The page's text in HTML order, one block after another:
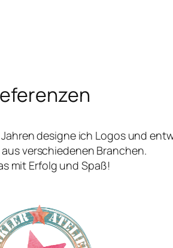
designe ich Logos und
verschiedenen Branchen.
mit Erfolg und Spaß!